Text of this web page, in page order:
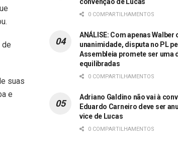
de
suas
e
convenção de Lucas
0 COMPARTILHAMENTOS
ANÁLISE: Com apenas Walber
unanimidade, disputa no PL
Assembleia promete ser uma
equilibradas
0 COMPARTILHAMENTOS
Adriano Galdino não vai à
Eduardo Carneiro deve ser
vice de Lucas
0 COMPARTILHAMENTOS